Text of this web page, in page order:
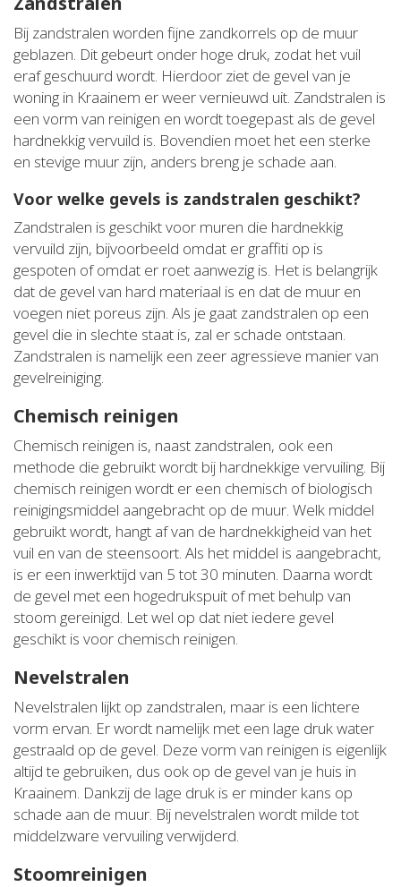
Bij zandstralen worden fijne zandkorrels op de muur
geblazen. Dit gebeurt onder hoge druk, zodat het vuil
eraf geschuurd wordt. Hierdoor ziet de gevel van je
woning in Kraainem er weer vernieuwd uit. Zandstralen is
een vorm van reinigen en wordt toegepast als de gevel
hardnekkig vervuild is. Bovendien moet het een sterke
en stevige muur zijn, anders breng je schade aan.
Voor welke gevels is zandstralen geschikt?
Zandstralen is geschikt voor muren die hardnekkig
vervuild zijn, bijvoorbeeld omdat er graffiti op is
gespoten of omdat er roet aanwezig is. Het is belangrijk
dat de gevel van hard materiaal is en dat de muur en
voegen niet poreus zijn. Als je gaat zandstralen op een
gevel die in slechte staat is, zal er schade ontstaan.
Zandstralen is namelijk een zeer agressieve manier van
gevelreiniging.
Chemisch reinigen
Chemisch reinigen is, naast zandstralen, ook een
methode die gebruikt wordt bij hardnekkige vervuiling. Bij
chemisch reinigen wordt er een chemisch of biologisch
reinigingsmiddel aangebracht op de muur. Welk middel
gebruikt wordt, hangt af van de hardnekkigheid van het
vuil en van de steensoort. Als het middel is aangebracht,
is er een inwerktijd van 5 tot 30 minuten. Daarna wordt
de gevel met een hogedrukspuit of met behulp van
stoom gereinigd. Let wel op dat niet iedere gevel
geschikt is voor chemisch reinigen.
Nevelstralen
Nevelstralen lijkt op zandstralen, maar is een lichtere
vorm ervan. Er wordt namelijk met een lage druk water
gestraald op de gevel. Deze vorm van reinigen is eigenlijk
altijd te gebruiken, dus ook op de gevel van je huis in
Kraainem. Dankzij de lage druk is er minder kans op
schade aan de muur. Bij nevelstralen wordt milde tot
middelzware vervuiling verwijderd.
Stoomreinigen